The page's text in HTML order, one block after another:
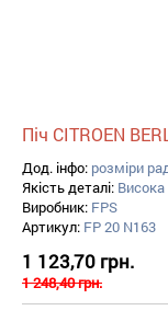
Піч CITROEN
Дод. інфо: розміри
Якість деталі: Висока
Виробник: FPS
Артикул: FP 20 N163
1 123,70 грн.
1 248,40 грн.